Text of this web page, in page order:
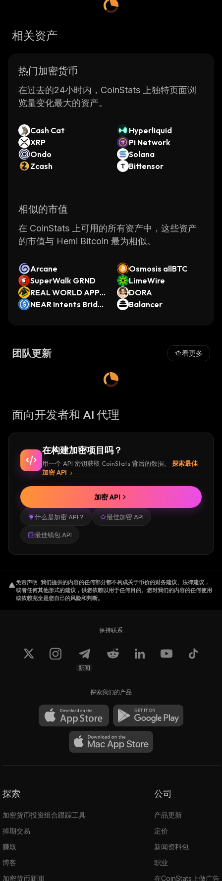
相关资产
热门加密货币
在过去的24小时内，CoinStats 上独特页面浏
览量变化最大的资产。
Cash Cat
Hyperliquid
XRP
Pi Network
Ondo
Solana
Zcash
Bittensor
相似的市值
在 CoinStats 上可用的所有资产中，这些资产
的市值与 Hemi Bitcoin 最为相似。
Arcane
Osmosis allBTC
SuperWalk GRND
LimeWire
REAL WORLD APPA
REL
DORA
NEAR Intents Bridg
Balancer
团队更新 查看更多
面向开发者和 AI 代理
在构建加密项目吗？
用一个 API 密钥获取 CoinStats 背后的数据。
探索最佳
加密 API
什么是加密 API？ 最佳加密 API
最佳钱包 API
加密 API
免责声明. 我们提供的内容的任何部分都不构成关于币价的财务建议、法律建议，
或者任何其他形式的建议，供您依赖以用于任何目的。您对我们的内容的任何使用
或依赖完全是您自己的风险和判断。
保持联系
新闻
探索我们的产品
探索
加密货币投资组合跟踪工具
掉期交易
赚取
博客
加密货币新闻
公司
产品更新
定价
新闻资料包
职业
在CoinStats上做广告